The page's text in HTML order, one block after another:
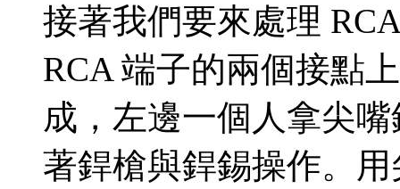
接著我們要來處理
RCA 端子的兩個接點
成，左邊一個人拿尖
著銲槍與銲錫操作。